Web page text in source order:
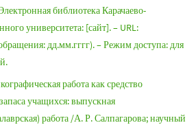
библиотека Карачаево-
университета: [сайт]. – URL:
дд.мм.гггг). – Режим доступа: для
работа как средство
учащихся: выпускная
работа /А. Р. Салпагарова; научный